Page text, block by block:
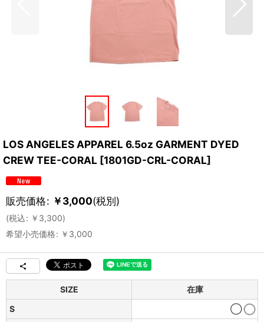
LOS ANGELES APPAREL 6.5oz GARMENT DYED
CREW TEE-CORAL [1801GD-CRL-CORAL]
販売価格: ￥3,000(税別)
(税込: ￥ 3,300)
希望小売価格: ￥ 3,000
SIZE
在庫
S
◯